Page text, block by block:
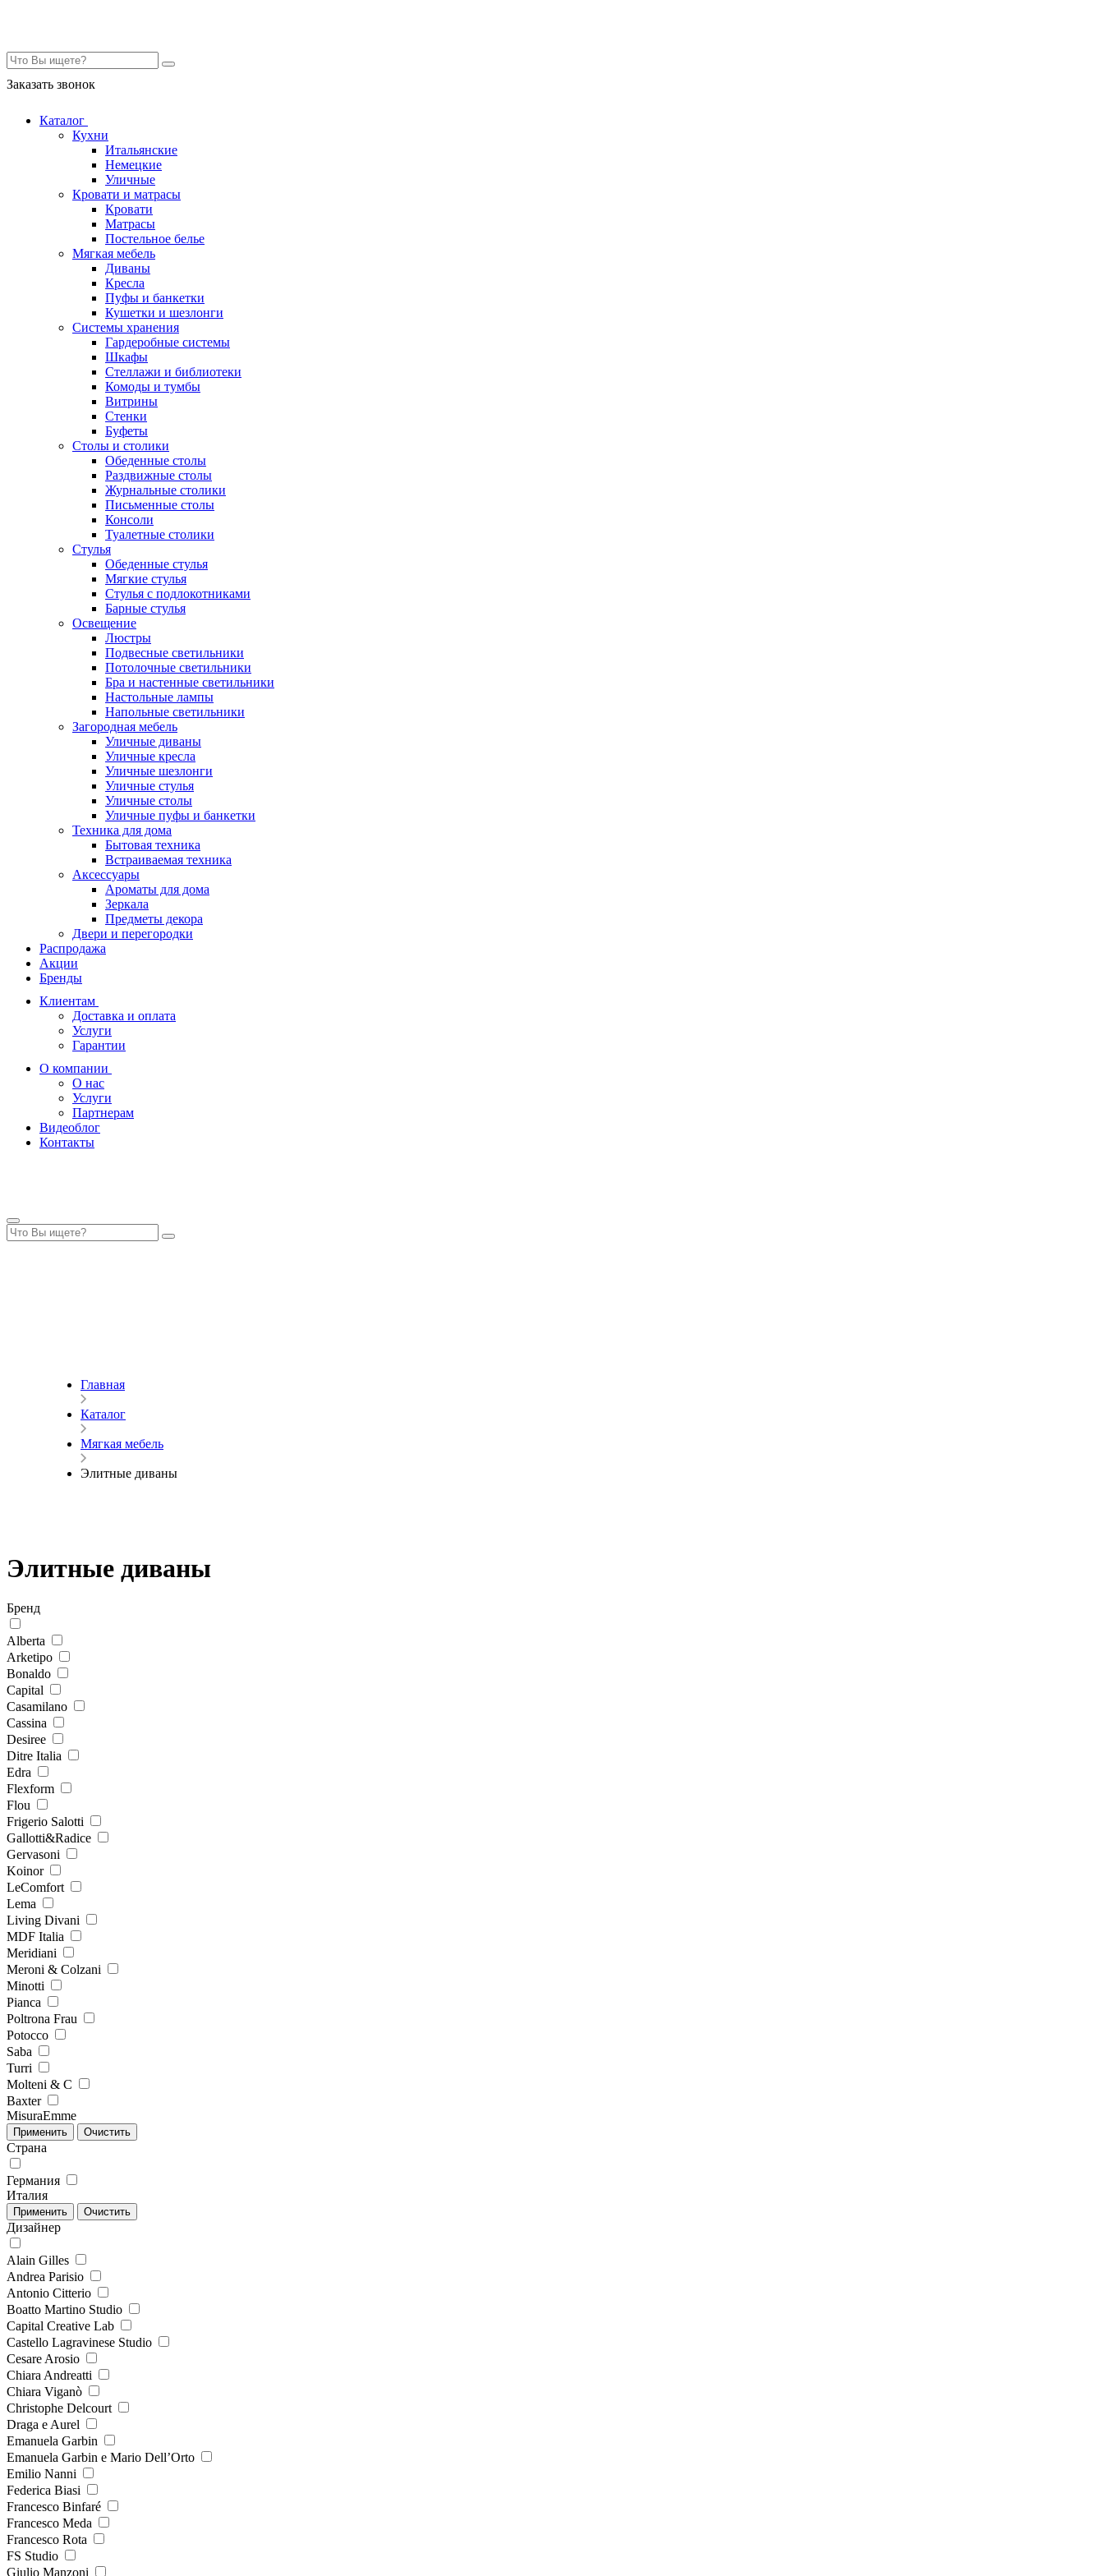
Заказать звонок
Каталог
Кухни
Итальянские
Немецкие
Уличные
Кровати и матрасы
Кровати
Матрасы
Постельное белье
Мягкая мебель
Диваны
Кресла
Пуфы и банкетки
Кушетки и шезлонги
Системы хранения
Гардеробные системы
Шкафы
Стеллажи и библиотеки
Комоды и тумбы
Витрины
Стенки
Буфеты
Столы и столики
Обеденные столы
Раздвижные столы
Журнальные столики
Письменные столы
Консоли
Туалетные столики
Стулья
Обеденные стулья
Мягкие стулья
Стулья с подлокотниками
Барные стулья
Освещение
Люстры
Подвесные светильники
Потолочные светильники
Бра и настенные светильники
Настольные лампы
Напольные светильники
Загородная мебель
Уличные диваны
Уличные кресла
Уличные шезлонги
Уличные стулья
Уличные столы
Уличные пуфы и банкетки
Техника для дома
Бытовая техника
Встраиваемая техника
Аксессуары
Ароматы для дома
Зеркала
Предметы декора
Двери и перегородки
Распродажа
Акции
Бренды
Клиентам
Доставка и оплата
Услуги
Гарантии
О компании
О нас
Услуги
Партнерам
Видеоблог
Контакты
Главная
Каталог
Мягкая мебель
Элитные диваны
Элитные диваны
Бренд
Alberta
Arketipo
Bonaldo
Capital
Casamilano
Cassina
Desiree
Ditre Italia
Edra
Flexform
Flou
Frigerio Salotti
Gallotti&Radice
Gervasoni
Koinor
LeComfort
Lema
Living Divani
MDF Italia
Meridiani
Meroni & Colzani
Minotti
Pianca
Poltrona Frau
Potocco
Saba
Turri
Molteni & C
Baxter
MisuraEmme
Страна
Германия
Италия
Дизайнер
Alain Gilles
Andrea Parisio
Antonio Citterio
Boatto Martino Studio
Capital Creative Lab
Castello Lagravinese Studio
Cesare Arosio
Chiara Andreatti
Chiara Viganò
Christophe Delcourt
Draga e Aurel
Emanuela Garbin
Emanuela Garbin e Mario Dell’Orto
Emilio Nanni
Federica Biasi
Francesco Binfaré
Francesco Meda
Francesco Rota
FS Studio
Giulio Manzoni